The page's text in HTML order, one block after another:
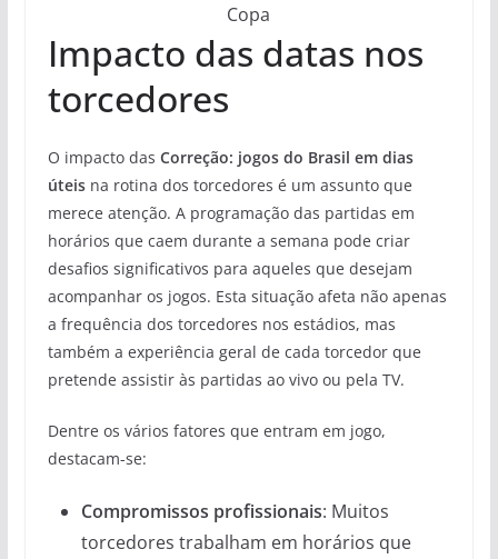
Copa
Impacto das datas nos
torcedores
O impacto das Correção: jogos do Brasil em dias
úteisna rotina dos torcedores é um assunto que
merece atenção. A programação das partidas em
horários que caem durante a semana pode criar
desafios significativos para aqueles que desejam
acompanhar os jogos. Esta situação afeta não apenas
a frequência dos torcedores nos estádios, mas
também a experiência geral de cada torcedor que
pretende assistir às partidas ao vivo ou pela TV.
Dentre os vários fatores que entram em jogo,
destacam-se:
Compromissos profissionais: Muitos
torcedores trabalham em horários que